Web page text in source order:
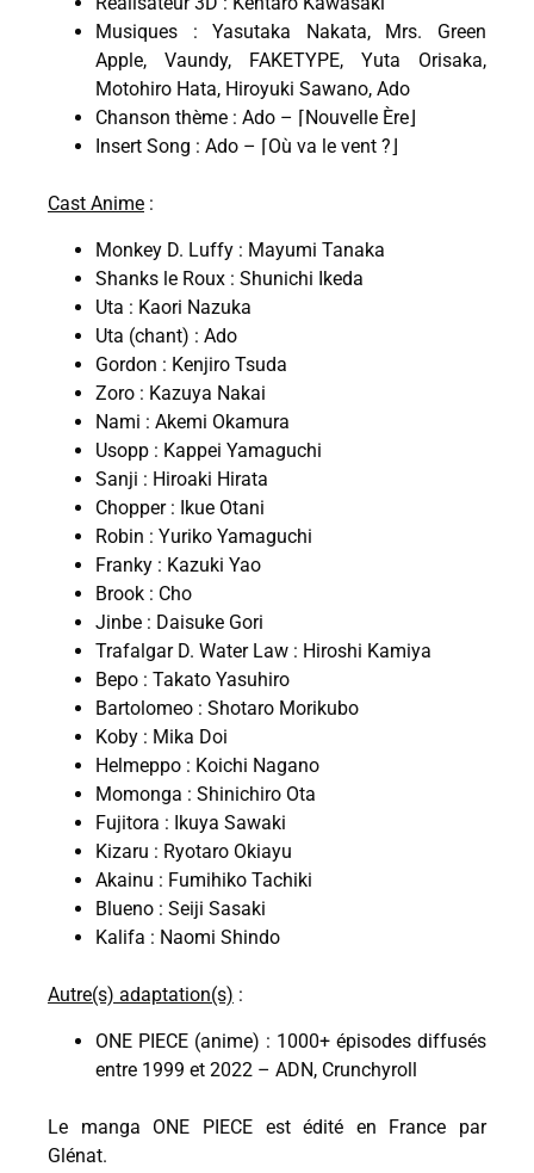
Musiques : Yasutaka Nakata, Mrs. Green
Apple, Vaundy, FAKETYPE, Yuta Orisaka,
Motohiro Hata, Hiroyuki Sawano, Ado
Chanson thème : Ado – ⌈Nouvelle Ère⌋
Insert Song : Ado – ⌈Où va le vent ?⌋
Cast Anime :
Monkey D. Luffy : Mayumi Tanaka
Shanks le Roux : Shunichi Ikeda
Uta : Kaori Nazuka
Uta (chant) : Ado
Gordon : Kenjiro Tsuda
Zoro : Kazuya Nakai
Nami : Akemi Okamura
Usopp : Kappei Yamaguchi
Sanji : Hiroaki Hirata
Chopper : Ikue Otani
Robin : Yuriko Yamaguchi
Franky : Kazuki Yao
Brook : Cho
Jinbe : Daisuke Gori
Trafalgar D. Water Law : Hiroshi Kamiya
Bepo : Takato Yasuhiro
Bartolomeo : Shotaro Morikubo
Koby : Mika Doi
Helmeppo : Koichi Nagano
Momonga : Shinichiro Ota
Fujitora : Ikuya Sawaki
Kizaru : Ryotaro Okiayu
Akainu : Fumihiko Tachiki
Blueno : Seiji Sasaki
Kalifa : Naomi Shindo
Autre(s) adaptation(s) :
ONE PIECE (anime) : 1000+ épisodes diffusés
entre 1999 et 2022 – ADN, Crunchyroll
Le manga ONE PIECE est édité en France par
Glénat.